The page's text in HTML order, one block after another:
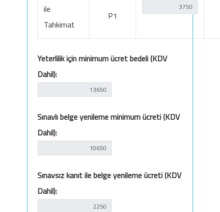
ile
Tahkimat
P1
Yeterlilik için minimum ücret bedeli (KDV
Dahil):
Sınavlı belge yenileme minimum ücreti (KDV
Dahil):
Sınavsız kanıt ile belge yenileme ücreti (KDV
Dahil):